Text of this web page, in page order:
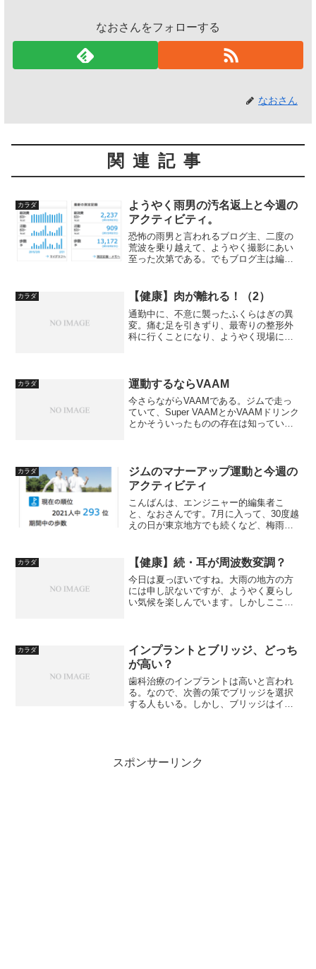
なおさんをフォローする
なおさん
関連記事
カラダ
ようやく雨男の汚名返上と今週の
アクティビティ。
恐怖の雨男と言われるブログ主、二度の
荒波を乗り越えて、ようやく撮影にあい
至った次第である。でもブログ主は編集
うような事態で申し訳ない。こんな感じ
の本が近々、出版されるとい...
カラダ 【健康】肉が離れる！（2）
通勤中に、不意に襲ったふくらはぎの異
変。痛む足を引きずり、最寄りの整形外
科に行くことになり、ようやく現場に到
カラダ 運動するならVAAM
今さらながらVAAMである。ジムで走っ
ていて、Super VAAMとかVAAMドリンク
とかそういったものの存在は知っていた
あった。
カラダ
ジムのマナーアップ運動と今週の
アクティビティ
こんばんは、エンジニャー的編集者こ
と、なおさんです。7月に入って、30度越
えの日が東京地方でも続くなど、梅雨明
夏バテです。通いのスポーツジムに掲示
されていた、夏バテ危険...
カラダ 【健康】続・耳が周波数変調？
今日は夏っぽいですね。大雨の地方の方
には申し訳ないですが、ようやく夏らし
い気候を楽しんでいます。しかしここの
いう軽い耳鳴りがします。...
カラダ
インプラントとブリッジ、どっち
が高い？
歯科治療のインプラントは高いと言われ
る。なので、次善の策でブリッジを選択
する人もいる。しかし、ブリッジはイン
スポンサーリンク